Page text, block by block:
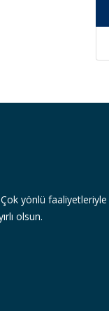
Çok yönlü faaliyetleriyle
olsun.